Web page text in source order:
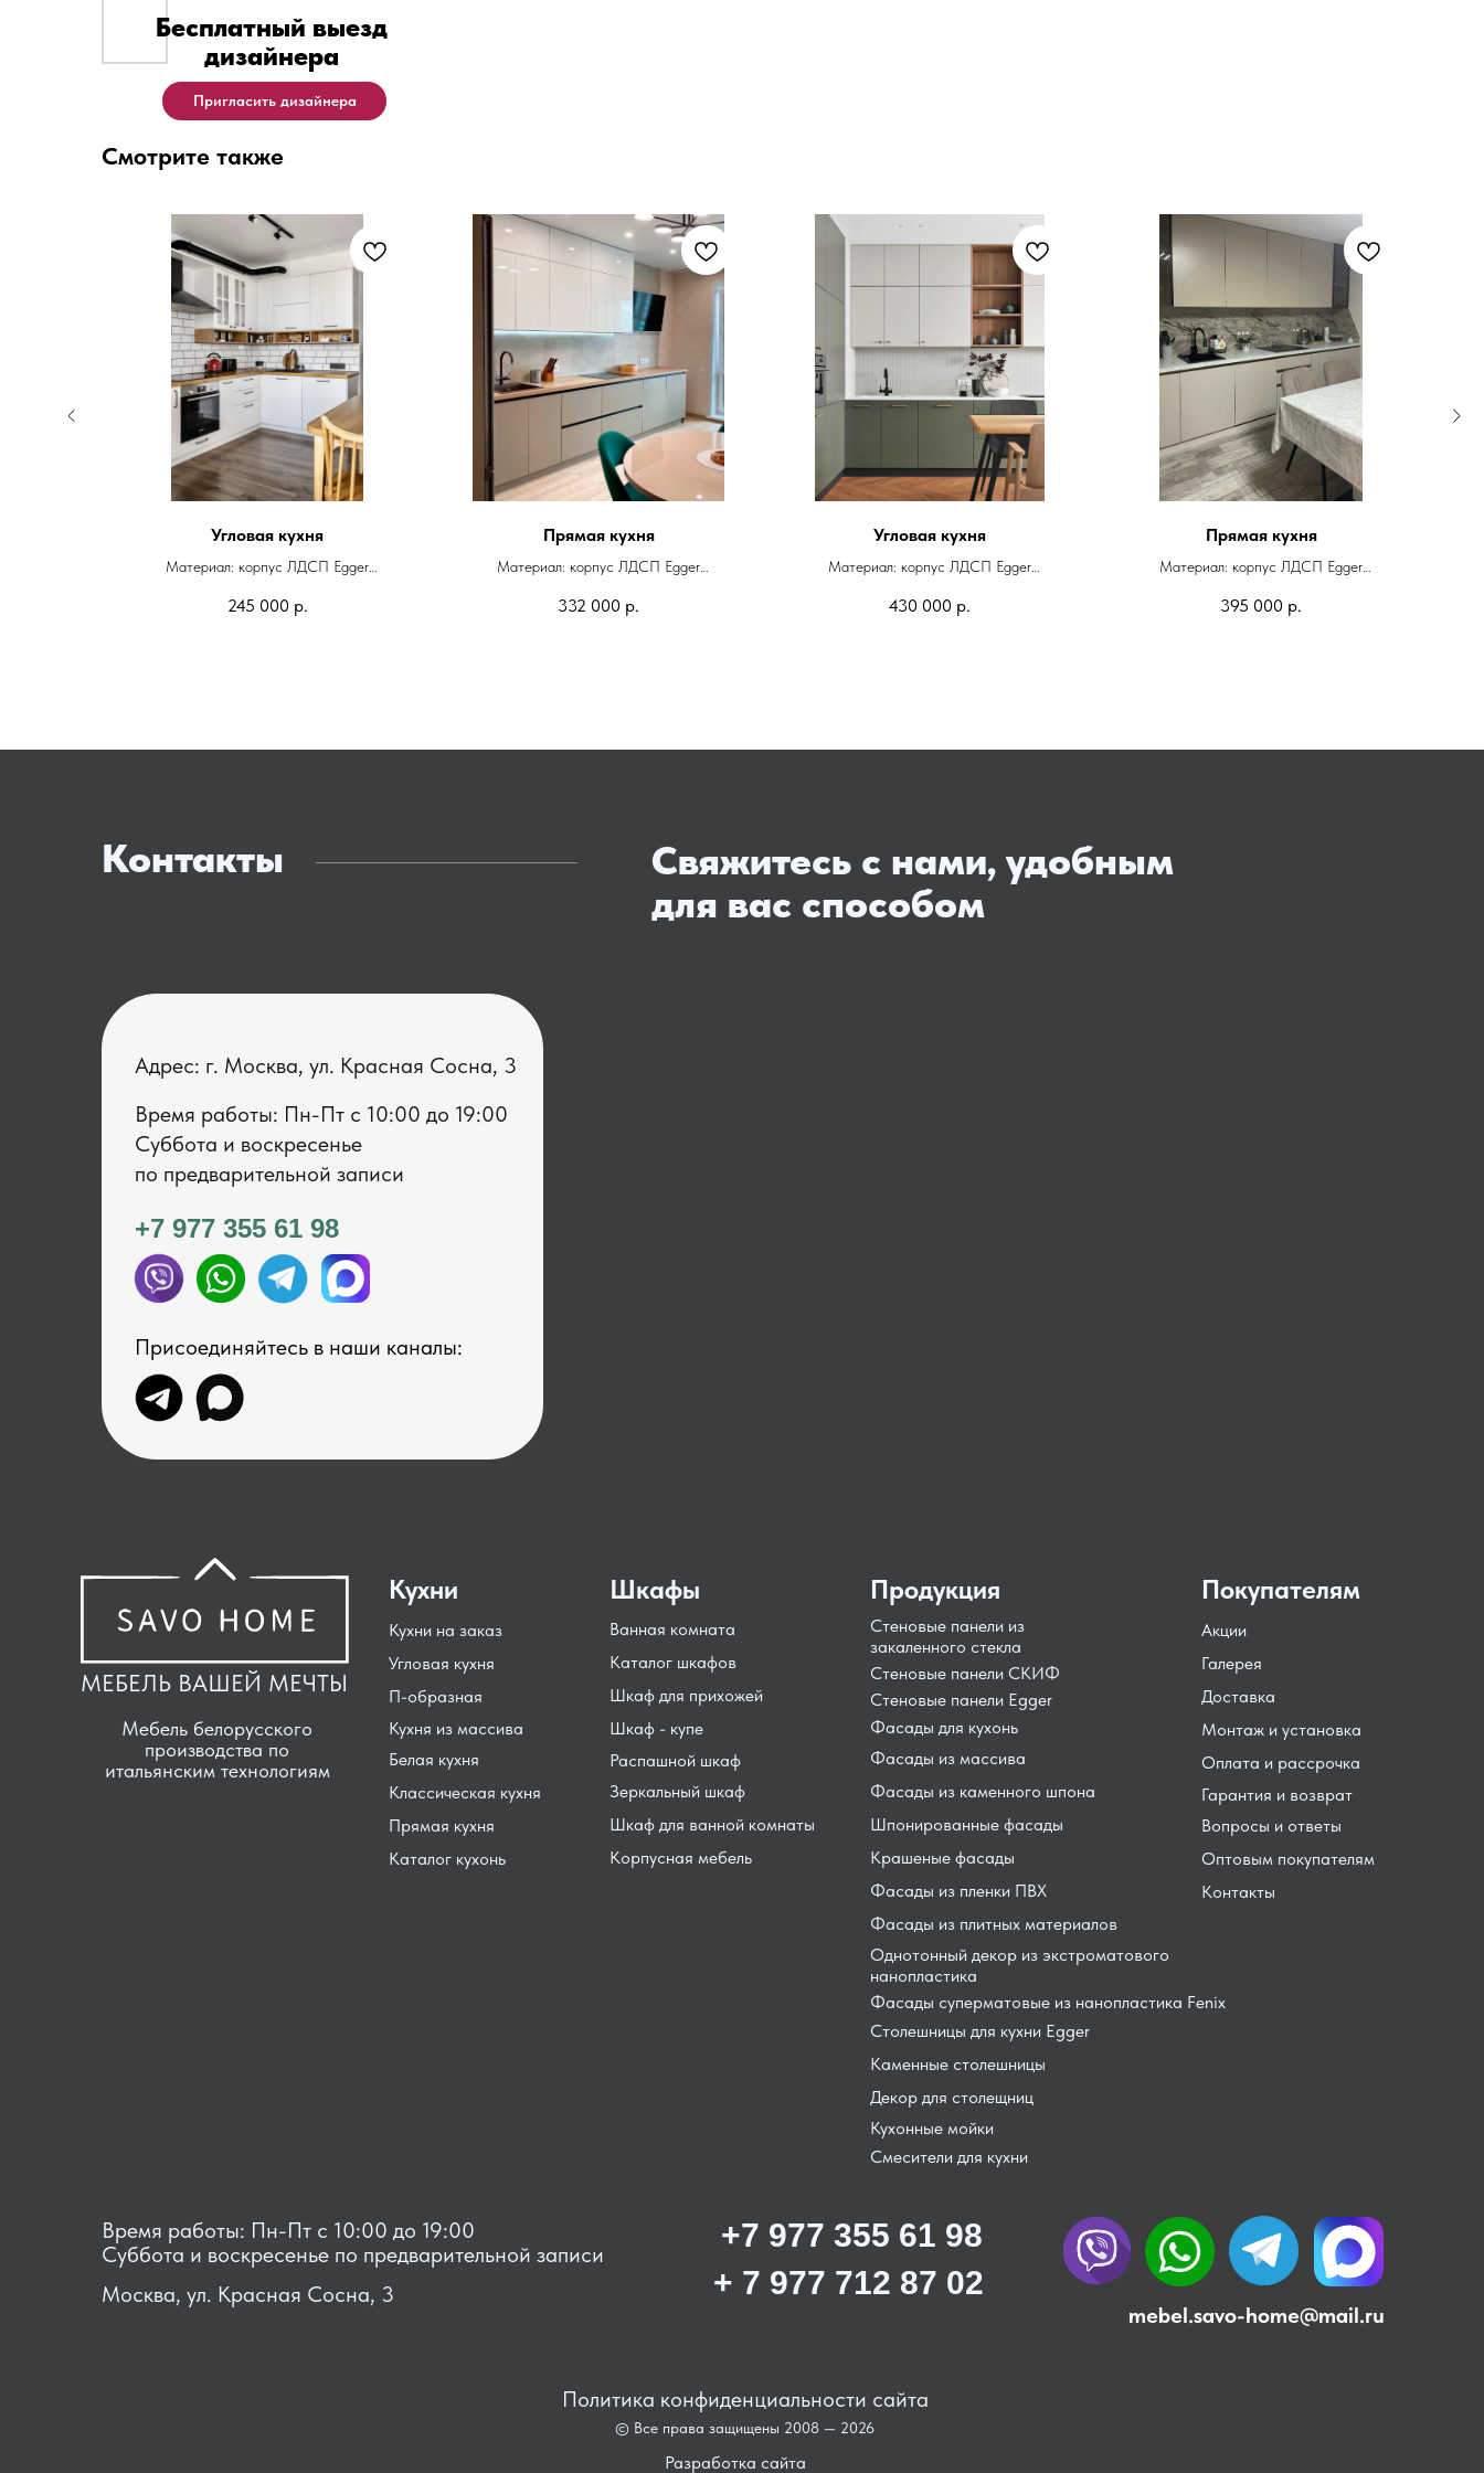
Смотрите также
Угловая кухня
Материал: корпус ЛДСП Egger
Фурнитура: Blum
245 000 р.
Прямая кухня
Материал: корпус ЛДСП Egger
Фурнитура: Blum
332 000 р.
Угловая кухня
Материал: корпус ЛДСП Egger
Фурнитура: Blum
430 000 р.
Прямая кухня
Материал: корпус ЛДСП Egger
Стекло: в z-профиле
395 000 р.
Контакты
Свяжитесь с нами, удобным
для вас способом
Адрес: г. Москва, ул. Красная Сосна, 3
+7 977 355 61 98
Время работы: Пн-Пт с 1 0:00 до 19:00
Суббота и воскресенье
по предварительной записи
Присоединяйтесь в наши каналы:
+ 7 977 712 87 02
Время работы: Пн-Пт с 10:00 до 19:00
Суббота и воскресенье по предварительной записи
Москва, ул. Красная Сосна, 3
© Все права защищены 2008 — 2026
Политика конфиденциальности сайта
Разработка сайта
+7 977 355 61 98
Стеновые панели из
закаленного стекла
Мебель белорусского
производства по
итальянским технологиям
Гарантия и возврат
Монтаж и установка
Доставка
Оплата и рассрочка
Оптовым покупателям
Контакты
Вопросы и ответы
МЕБЕЛЬ ВАШЕЙ МЕЧТЫ
Фасады для кухонь
Каменные столешницы
Столешницы для кухни Egger
Декор для столещниц
Шпонированные фасады
Фасады из массива
Фасады из каменного шпона
Крашеные фасады
Фасады из пленки ПВХ
Фасады из плитных материалов
Однотонный декор из экстроматового
нанопластика
Фасады суперматовые из нанопластика Fenix
Стеновые панели СКИФ
Стеновые панели Egger
Кухонные мойки
Распашной шкаф
Шкаф для прихожей
Шкаф - купе
Каталог шкафов
Шкаф для ванной комнаты
Зеркальный шкаф
Корпусная мебель
Ванная комната Акции
Кухня из массива
Угловая кухня
Кухни на заказ
П-образная
Классическая кухня
Белая кухня
Галерея
Покупателям
Кухни Шкафы Продукция
Смесители для кухни
Прямая кухня
Каталог кухонь
mebel.savo-home@mail.ru
Бесплатный выезд
дизайнера
Пригласить дизайнера